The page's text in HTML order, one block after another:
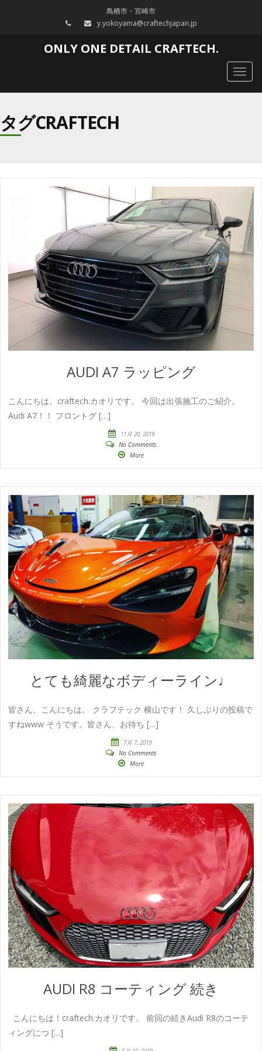
鳥栖市・宮崎市
y.yokoyama@craftechjapan.jp
ONLY ONE DETAIL CRAFTECH.
タグCRAFTECH
AUDI A7 ラッピング
こんにちは。craftech.カオリです。 今回は出張施工のご紹介。
Audi A7！！ フロントグ […]
11月 20, 2019
No Comments
More
とても綺麗なボディーライン♩
皆さん、こんにちは。 クラフテック 横山です！ 久しぶりの投稿で
すねwww そうです。皆さん、お待ち […]
7月 7, 2019
No Comments
More
AUDI R8 コーティング 続き
こんにちは！craftech.カオリです。 前回の続きAudi R8のコーテ
ィングにつ […]